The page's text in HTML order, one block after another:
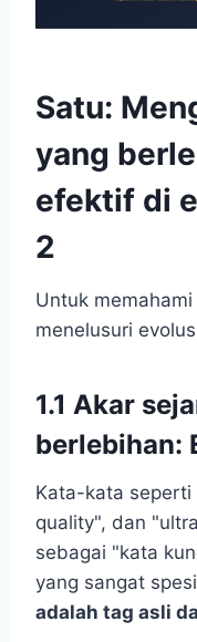
Satu:
yang
efektif di
2
Untuk
menelusuri
1.1 Akar
berlebihan:
Kata-kata
quality", dan
sebagai "kata
yang sangat
adalah tag asli